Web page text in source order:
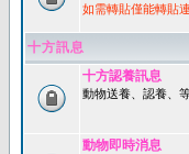
如需轉貼僅能轉貼
十方訊息
十方認養訊息
動物送養、認養、
動物即時消息